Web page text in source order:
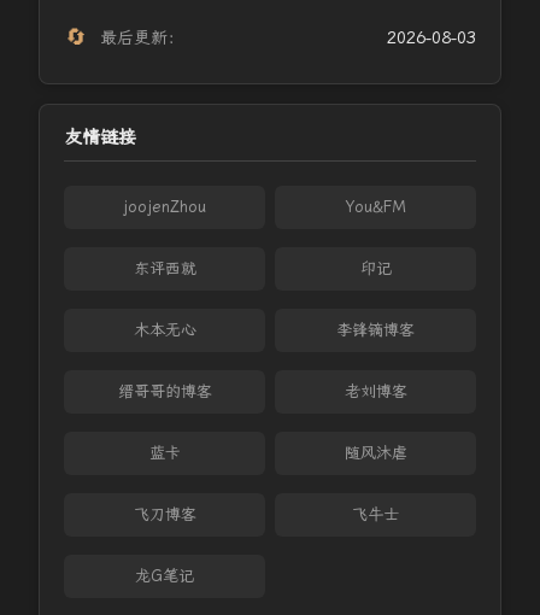
🔄 最后更新： 2026-08-03
友情链接
joojenZhou You&FM
东评西就 印记
木本无心 李锋镝博客
缙哥哥的博客 老刘博客
蓝卡 随风沐虐
飞刀博客 飞牛士
龙G笔记